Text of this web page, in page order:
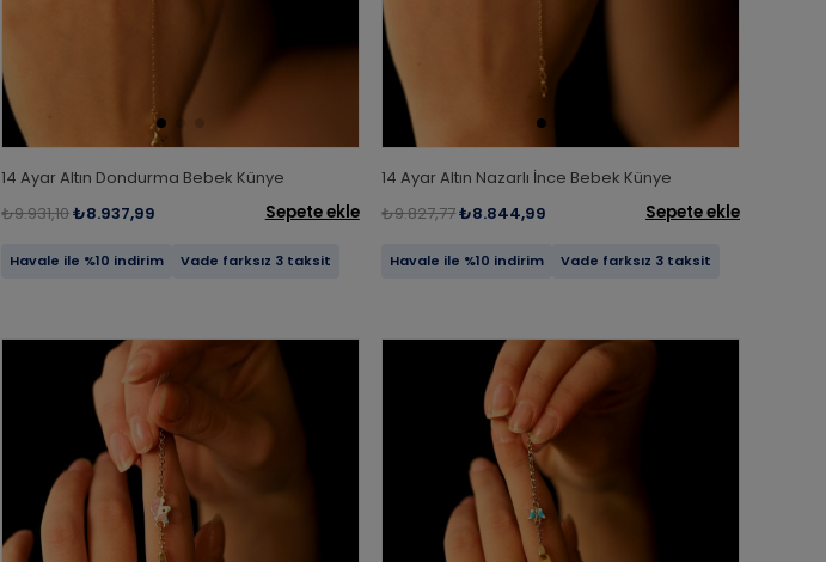
14 Ayar Altın Dondurma Bebek Künye
₺9.931,10₺8.937,99 Sepete ekle
Havale ile %10 indirim Vade farksız 3 taksit
14 Ayar Altın Nazarlı İnce Bebek Künye
₺9.827,77₺8.844,99 Sepete ekle
Havale ile %10 indirim Vade farksız 3 taksit